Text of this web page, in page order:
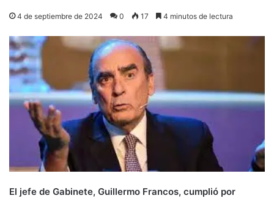
4 de septiembre de 2024 0 17 4 minutos de lectura
El jefe de Gabinete, Guillermo Francos, cumplió por